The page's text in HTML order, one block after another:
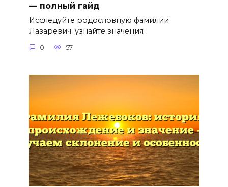
— полный гайд
Исследуйте родословную фамилии
Лазаревич: узнайте значения
0 57